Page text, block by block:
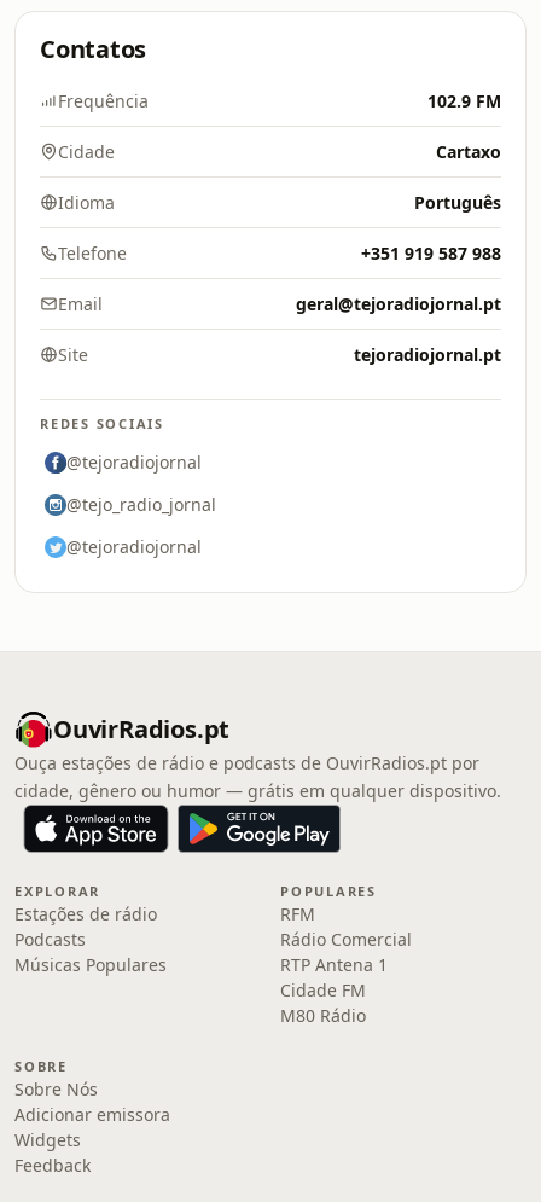
Contatos
Frequência 102.9 FM
Cidade Cartaxo
Idioma Português
Telefone +351 919 587 988
Email geral@tejoradiojornal.pt
Site tejoradiojornal.pt
REDES SOCIAIS
@tejoradiojornal
@tejo_radio_jornal
@tejoradiojornal
OuvirRadios.pt
Ouça estações de rádio e podcasts de OuvirRadios.pt por
cidade, gênero ou humor — grátis em qualquer dispositivo.
EXPLORAR
Estações de rádio
Podcasts
Músicas Populares
POPULARES
RFM
Rádio Comercial
RTP Antena 1
Cidade FM
M80 Rádio
SOBRE
Sobre Nós
Adicionar emissora
Widgets
Feedback